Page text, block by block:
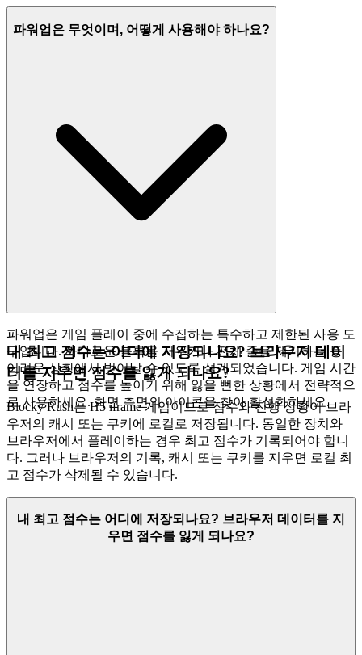
파워업은 무엇이며, 어떻게 사용해야 하나요?
파워업은 게임 플레이 중에 수집하는 특수하고 제한된 사용 도
구입니다. 까다로운 블록을 지우거나 전체 줄을 제거하는 등
어려운 상황에서 벗어날 수 있도록 설계되었습니다. 게임 시간
을 연장하고 점수를 높이기 위해 잃을 뻔한 상황에서 전략적으
로 사용하세요. 화면 측면의 아이콘을 찾아 활성화하세요.
내 최고 점수는 어디에 저장되나요? 브라우저 데이
터를 지우면 점수를 잃게 되나요?
Blocky Rush는 H5 iframe 게임이므로 점수와 진행 상황이 브라
우저의 캐시 또는 쿠키에 로컬로 저장됩니다. 동일한 장치와
브라우저에서 플레이하는 경우 최고 점수가 기록되어야 합니
다. 그러나 브라우저의 기록, 캐시 또는 쿠키를 지우면 로컬 최
고 점수가 삭제될 수 있습니다.
내 최고 점수는 어디에 저장되나요? 브라우저 데이터를 지
우면 점수를 잃게 되나요?